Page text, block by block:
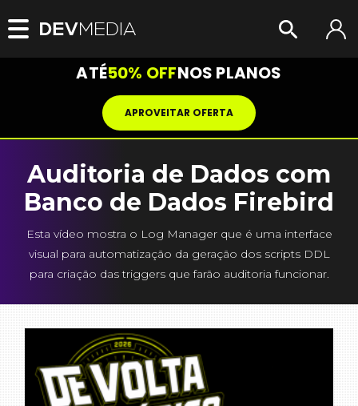
ATÉ50% OFFNOS PLANOS
APROVEITAR OFERTA
Auditoria de Dados com
Banco de Dados Firebird
Esta vídeo mostra o Log Manager que é uma interface
visual para automatização da geração dos scripts DDL
para criação das triggers que farão auditoria funcionar.